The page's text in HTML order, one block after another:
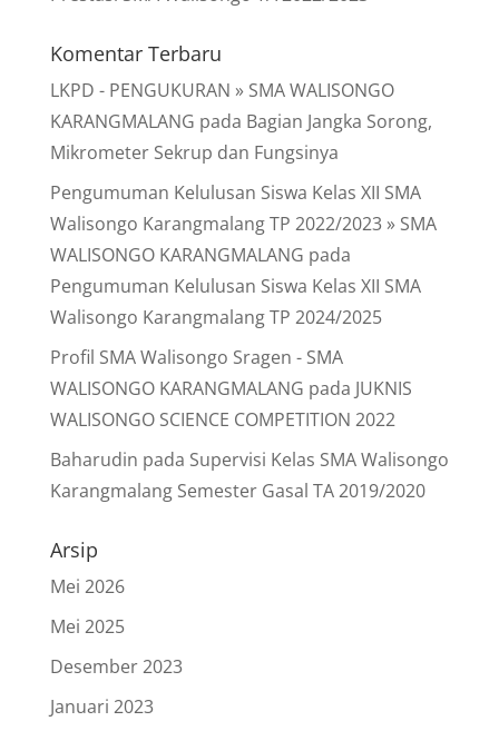
Komentar Terbaru
LKPD - PENGUKURAN » SMA WALISONGO
KARANGMALANG pada Bagian Jangka Sorong,
Mikrometer Sekrup dan Fungsinya
Pengumuman Kelulusan Siswa Kelas XII SMA
Walisongo Karangmalang TP 2022/2023 » SMA
WALISONGO KARANGMALANG pada
Pengumuman Kelulusan Siswa Kelas XII SMA
Walisongo Karangmalang TP 2024/2025
Profil SMA Walisongo Sragen - SMA
WALISONGO KARANGMALANG pada JUKNIS
WALISONGO SCIENCE COMPETITION 2022
Baharudin pada Supervisi Kelas SMA Walisongo
Karangmalang Semester Gasal TA 2019/2020
Arsip
Mei 2026
Mei 2025
Desember 2023
Januari 2023